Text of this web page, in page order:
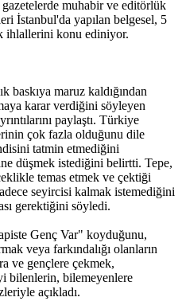
muhabir ve editörlük
İstanbul'da yapılan belgesel, 5
ihlallerini konu ediniyor.
baskıya maruz kaldığından
karar verdiğini söyleyen
paylaştı. Türkiye
çok fazla olduğunu dile
tatmin etmediğini
düşmek istediğini belirtti. Tepe,
temas etmek ve çektiği
seyircisi kalmak istemediğini
gerektiğini söyledi.
Genç Var" koyduğunu,
veya farkındalığı olanların
ve gençlere çekmek,
bilenlerin, bilemeyenlere
açıkladı.